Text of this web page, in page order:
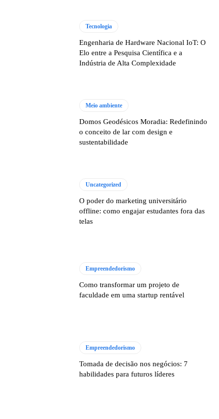
Tecnologia
Engenharia de Hardware Nacional IoT: O
Elo entre a Pesquisa Científica e a
Indústria de Alta Complexidade
Meio ambiente
Domos Geodésicos Moradia: Redefinindo
o conceito de lar com design e
sustentabilidade
Uncategorized
O poder do marketing universitário
offline: como engajar estudantes fora das
telas
Empreendedorismo
Como transformar um projeto de
faculdade em uma startup rentável
Empreendedorismo
Tomada de decisão nos negócios: 7
habilidades para futuros líderes